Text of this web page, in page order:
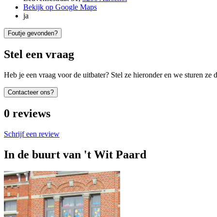
Bekijk op Google Maps
ja
Foutje gevonden?
Stel een vraag
Heb je een vraag voor de uitbater? Stel ze hieronder en we sturen ze
Contacteer ons?
0 reviews
Schrijf een review
In de buurt van 't Wit Paard